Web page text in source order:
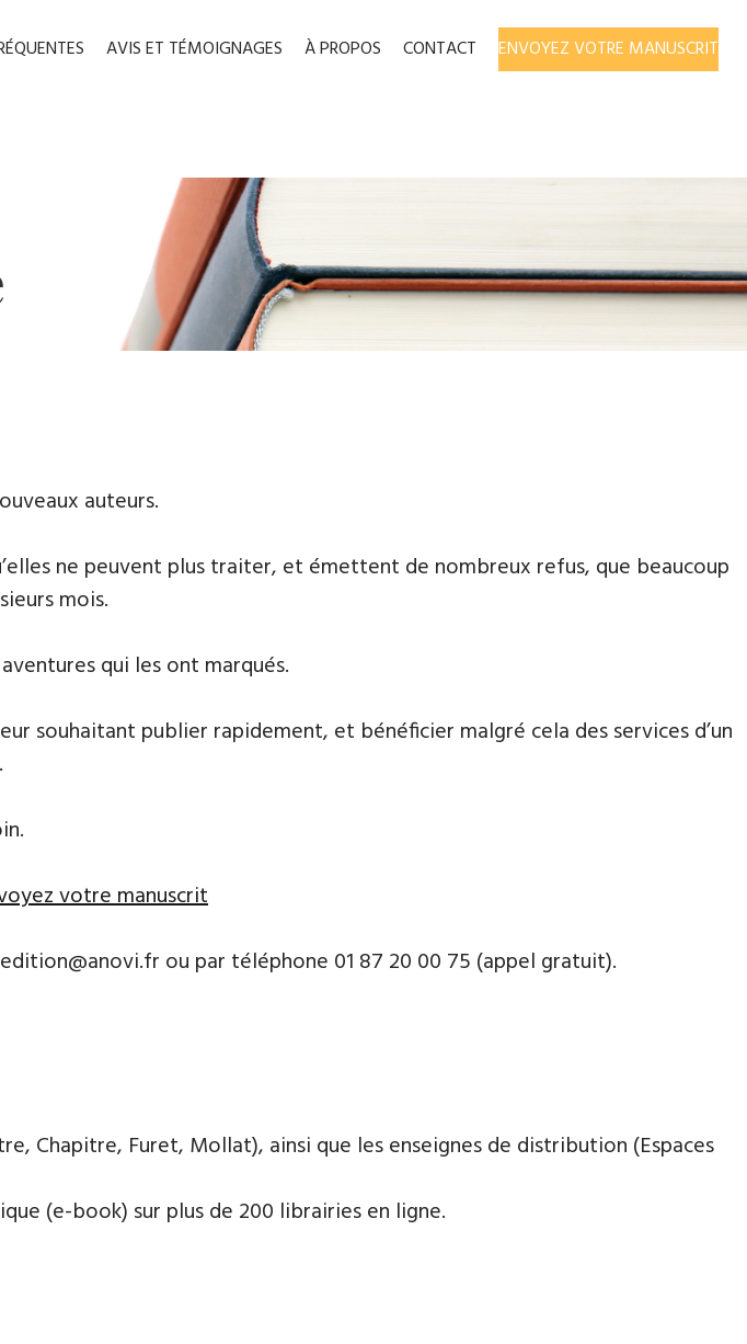
AVIS ET TÉMOIGNAGES À PROPOS CONTACT ENVOYEZ VOTRE MANUSCRIT
auteurs.
ne peuvent plus traiter, et émettent de nombreux refus, que beaucoup
mois.
qui les ont marqués.
souhaitant publier rapidement, et bénéficier malgré cela des services d’un
votre manuscrit
ou par téléphone ​​0​1 87 20 00 75 (appel gratuit).
Chapitre, Furet, Mollat), ainsi que les enseignes de distribution (Espaces
(e-book) sur plus de 200 librairies en ligne.